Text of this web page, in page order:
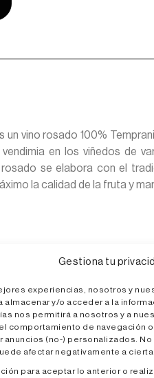
Gestiona tu
experiencias, nosotros y
almacenar y/o acceder a la
nos permitirá a nosotros y a
comportamiento de navegación
anuncios (no-) personalizados.
afectar negativamente a
para aceptar lo anterior o
un vino rosado 100%
en los viñedos de
se elabora con el
la calidad de la fruta y
pasta, quesos sin